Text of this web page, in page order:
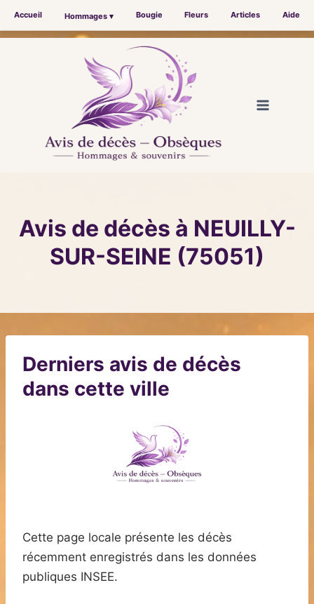
Accueil Hommages ▾ Bougie Fleurs Articles Aide
Avis de décès à NEUILLY-
SUR-SEINE (75051)
Derniers avis de décès
dans cette ville
Cette page locale présente les décès
récemment enregistrés dans les données
publiques INSEE.